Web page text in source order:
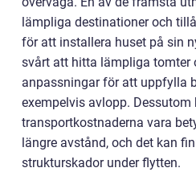
lämpliga destinationer och
för att installera huset på sin
svårt att hitta lämpliga tomter
anpassningar för att uppfylla
exempelvis avlopp. Dessutom
transportkostnaderna vara
längre avstånd, och det kan
strukturskador under flytten.